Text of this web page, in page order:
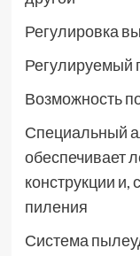
Регулировка
Регулируемый
Возможность
Специальный
обеспечивает
конструкции и,
пиления
Система